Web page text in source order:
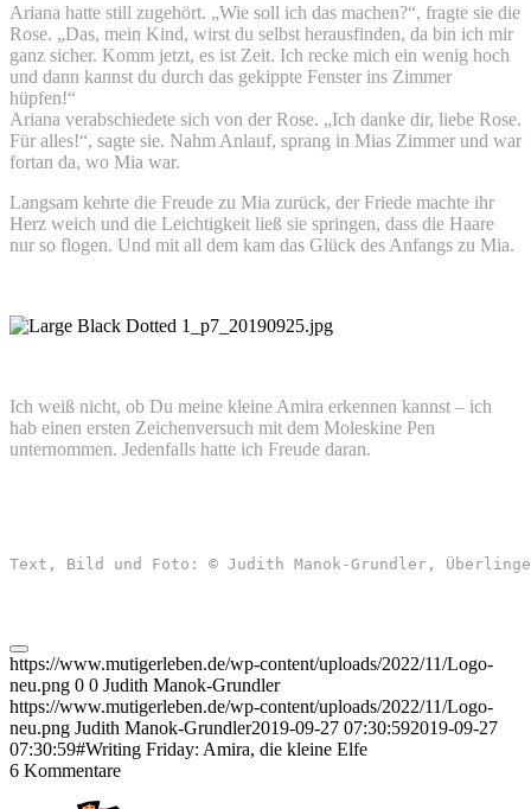
Ariana hatte still zugehört. „Wie soll ich das machen?“, fragte sie die
Rose. „Das, mein Kind, wirst du selbst herausfinden, da bin ich mir
ganz sicher. Komm jetzt, es ist Zeit. Ich recke mich ein wenig hoch
und dann kannst du durch das gekippte Fenster ins Zimmer
hüpfen!“
Ariana verabschiedete sich von der Rose. „Ich danke dir, liebe Rose.
Für alles!“, sagte sie. Nahm Anlauf, sprang in Mias Zimmer und war
fortan da, wo Mia war.
Langsam kehrte die Freude zu Mia zurück, der Friede machte ihr
Herz weich und die Leichtigkeit ließ sie springen, dass die Haare
nur so flogen. Und mit all dem kam das Glück des Anfangs zu Mia.
Ich weiß nicht, ob Du meine kleine Amira erkennen kannst – ich
hab einen ersten Zeichenversuch mit dem Moleskine Pen
unternommen. Jedenfalls hatte ich Freude daran.
Text, Bild und Foto: © Judith Manok-Grundler,
https://www.mutigerleben.de/wp-content/uploads/2022/11/Logo-
neu.png 0 0 Judith Manok-Grundler
https://www.mutigerleben.de/wp-content/uploads/2022/11/Logo-
neu.png Judith Manok-Grundler2019-09-27 07:30:592019-09-27
07:30:59#Writing Friday: Amira, die kleine Elfe
6 Kommentare